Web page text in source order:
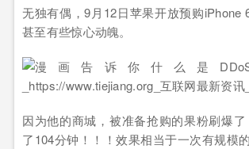
无独有偶，9月12日苹果开放预购iPhone
甚至有些惊心动魄。
因为他的商城，被准备抢购的果粉刷爆
了104分钟！！！效果相当于一次有规模